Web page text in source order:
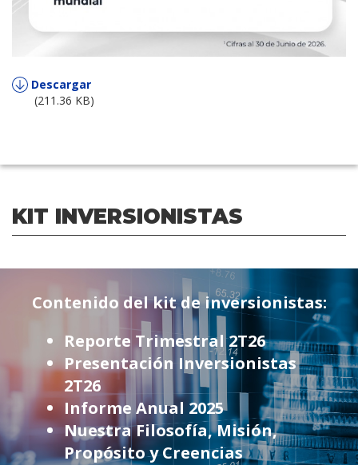
Descargar
(211.36 KB)
KIT INVERSIONISTAS
Contenido del kit de inversionistas:
Reporte Trimestral 2T26
Presentación Inversionistas
2T26
Informe Anual 2025
Nuestra Filosofía, Misión,
Propósito y Creencias